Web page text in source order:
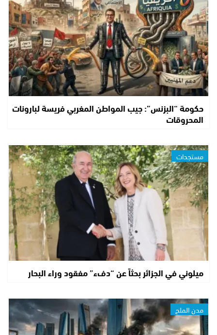
حكومة “البزنس”: جيب المواطن المغربي فريسة لبارونات
المحروقات
مستجدات
ميلوني في الجزائر بحثاً عن “دفء” مفقود وراء البحار
مدن الملح